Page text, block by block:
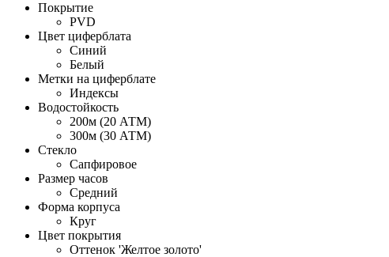
Покрытие
PVD
Цвет циферблата
Синий
Белый
Метки на циферблате
Индексы
Водостойкость
200м (20 АТМ)
300м (30 АТМ)
Стекло
Сапфировое
Размер часов
Средний
Форма корпуса
Круг
Цвет покрытия
Оттенок 'Желтое золото'